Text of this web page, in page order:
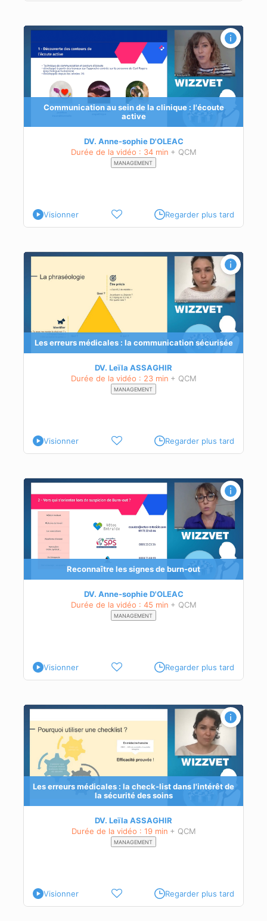
Communication au sein de la clinique : l'écoute
active
DV. Anne-sophie D'OLEAC
Durée de la vidéo : 34 min + QCM
MANAGEMENT
Visionner Regarder plus tard
Les erreurs médicales : la communication sécurisée
DV. Leïla ASSAGHIR
Durée de la vidéo : 23 min + QCM
MANAGEMENT
Visionner Regarder plus tard
Reconnaître les signes de burn-out
DV. Anne-sophie D'OLEAC
Durée de la vidéo : 45 min + QCM
MANAGEMENT
Visionner Regarder plus tard
Les erreurs médicales : la check-list dans l'intérêt de
la sécurité des soins
DV. Leïla ASSAGHIR
Durée de la vidéo : 19 min + QCM
MANAGEMENT
Visionner Regarder plus tard